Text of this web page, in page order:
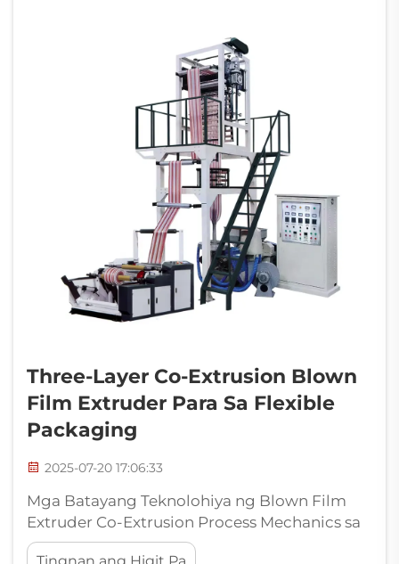
sistemang ito ay pinagsasama ang
automasyon sa mataas na bilis kasama ang
Three-Layer Co-Extrusion Blown
Film Extruder Para Sa Flexible
Packaging
2025-07-20 17:06:33
Mga Batayang Teknolohiya ng Blown Film
Extruder Co-Extrusion Process Mechanics sa
Multi-Layer Systems Ang blown film